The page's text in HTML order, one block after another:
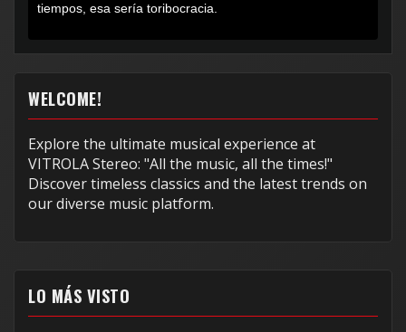
tiempos, esa sería toribocracia.
WELCOME!
Explore the ultimate musical experience at
VITROLA Stereo: "All the music, all the times!"
Discover timeless classics and the latest trends on
our diverse music platform.
LO MÁS VISTO